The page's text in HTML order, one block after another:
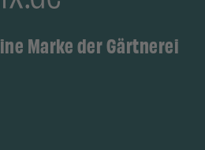
Marke der Gärtnerei